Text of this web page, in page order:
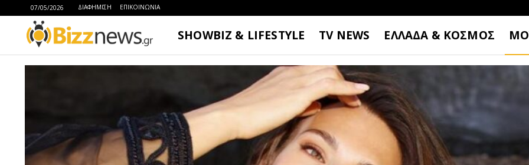
07/05/2026 ΔΙΑΦΗΜΙΣΗ ΕΠΙΚΟΙΝΩΝΙΑ
SHOWBIZ & LIFESTYLE TV NEWS ΕΛΛΑΔΑ & ΚΟΣΜΟΣ